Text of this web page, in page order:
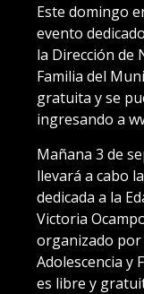
Este domingo
evento
la Dirección de
Familia del
gratuita y se
ingresando a
Mañana 3 de
llevará a cabo
dedicada a la
Victoria
organizado por
Adolescencia y
es libre y